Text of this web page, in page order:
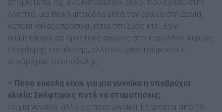
στιγµιότυπα, πχ. ένα καταδυτικό ρολόι που έχασα στην
Αίγυπτο, µια θεϊκή µπριζόλα µετά τον αγώνα στη ∆ανία,
κάποια γαλαζοπράσινα µάτια στη Σύρο κτλ.Έχω
συµµετάσχει σε αρκετούς αγώνες στο παρελθόν, κυρίως
ελεύθερης κατάδυσης, αλλά και ψαροτούφεκου κι
υποβρύχιας σκοποβολής.
– Πόσο εύκολη είναι για µια γυναίκα η υποβρύχια
αλιεία; Σκέφτηκες ποτέ να σταµατήσεις;
Για µια γυναίκα, αλλά για ποια γυναίκα; Εξαρτάται από το